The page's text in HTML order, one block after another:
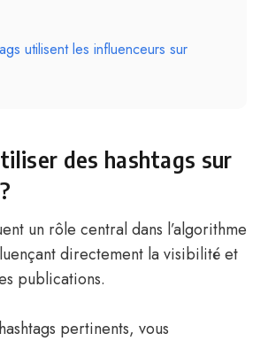
utilisent les influenceurs sur
des hashtags sur
un rôle central dans l’algorithme
directement la visibilité et
publications.
pertinents, vous